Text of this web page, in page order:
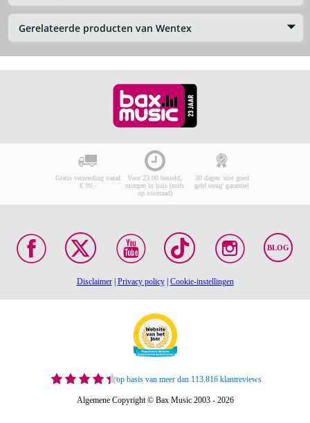
Gerelateerde producten van Wentex
Gratis verzending vanaf
€ 99,-
Voor 23:00 besteld,
morgen in huis (mits
op voorraad)
30 dagen 'niet goed
geld terug' garantie!
BLOG
Disclaimer| Privacy policy| Cookie-instellingen
op basis van meer dan 113.816 klantreviews
Algemene Copyright © Bax Music 2003 - 2026